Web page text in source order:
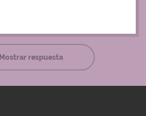
Mostrar respuesta